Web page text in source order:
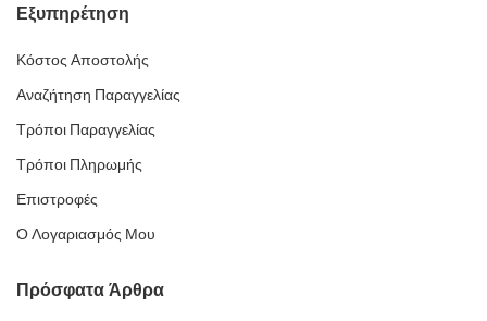
Εξυπηρέτηση
Κόστος Αποστολής
Αναζήτηση Παραγγελίας
Τρόποι Παραγγελίας
Τρόποι Πληρωμής
Επιστροφές
Ο Λογαριασμός Μου
Πρόσφατα Άρθρα